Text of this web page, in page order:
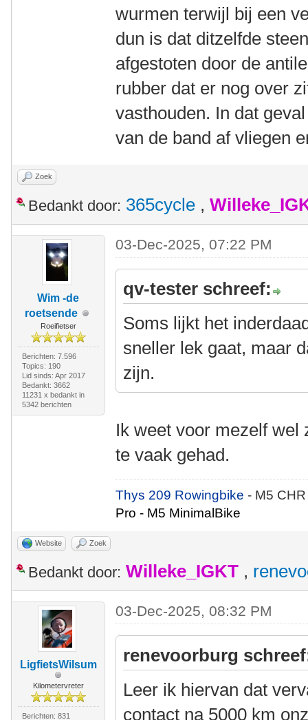
wurmen terwijl bij een
dun is dat ditzelfde
afgestoten door de
rubber dat er nog over
vasthouden. In dat
van de band af vliegen
Zoek
Bedankt door: 365cycle ,
Wim -de
roetsende
Roeifietser
Berichten: 7.596
Topics: 190
Lid sinds: Apr 2017
Bedankt: 3662
11231 x bedankt in
5342 berichten
03-Dec-2025, 07:22 PM
qv-tester schreef:
Soms lijkt het
sneller lek gaat, maar
zijn.
Ik weet voor mezelf wel
te vaak gehad.
Thys 209 Rowingbike- M5
Pro - M5 MinimalBike
Website Zoek
Bedankt door: Willeke_IGKT ,
LigfietsWilsum
Kilometervreter
Berichten: 831
03-Dec-2025, 08:32 PM
renevoorburg
Leer ik hiervan dat
contact na 5000 km